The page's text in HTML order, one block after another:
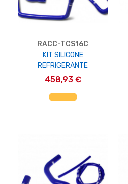
RACC-TCS16C
KIT SILICONE
REFRIGERANTE
458,93 €
AGGIUNGI AL CARRELLO